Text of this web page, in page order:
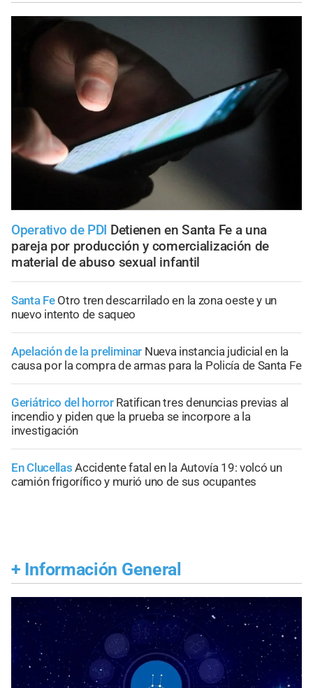
Operativo de PDI Detienen en Santa Fe a una
pareja por producción y comercialización de
material de abuso sexual infantil
Santa Fe Otro tren descarrilado en la zona oeste y un
nuevo intento de saqueo
Apelación de la preliminar Nueva instancia judicial en la
causa por la compra de armas para la Policía de Santa Fe
Geriátrico del horror Ratifican tres denuncias previas al
incendio y piden que la prueba se incorpore a la
investigación
En Clucellas Accidente fatal en la Autovía 19: volcó un
camión frigorífico y murió uno de sus ocupantes
+ Información General